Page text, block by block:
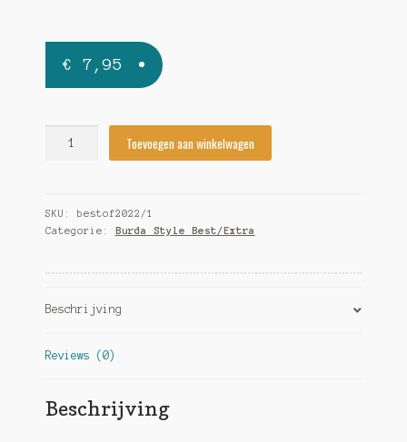
€ 7,95
of
blouses
topjes
Toevoegen aan winkelwagen
SKU:
bestof2022/1
Categorie:
Burda Style Best/Extra
Beschrijving
Reviews (0)
Beschrijving